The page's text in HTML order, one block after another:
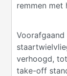
remmen met
verhoogd,
take-off